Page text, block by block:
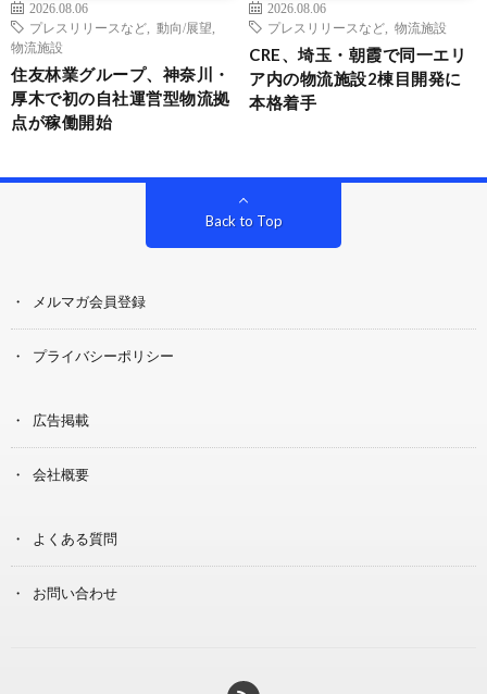
2026.08.06
プレスリリースなど
動向/展望
物流施設
住友林業グループ、神奈川・
厚木で初の自社運営型物流拠
点が稼働開始
2026.08.06
プレスリリースなど
物流施設
CRE、埼玉・朝霞で同一エリ
ア内の物流施設2棟目開発に
本格着手
Back to Top
メルマガ会員登録
プライバシーポリシー
広告掲載
会社概要
よくある質問
お問い合わせ